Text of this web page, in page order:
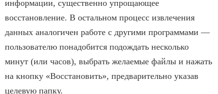
информации, существенно упрощающее
восстановление. В остальном процесс извлечения
данных аналогичен работе с другими программами —
пользователю понадобится подождать несколько
минут (или часов), выбрать желаемые файлы и нажать
на кнопку «Восстановить», предварительно указав
целевую папку.